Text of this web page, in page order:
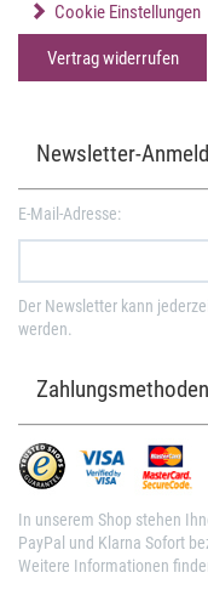
Cookie Einstellungen
Vertrag widerrufen
Newsletter-
E-Mail-Adresse:
Der Newsletter kann
werden.
Zahlungsmethoden
In unserem Shop stehen
PayPal und Klarna Sofort
Weitere Informationen